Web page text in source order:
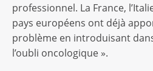
professionnel. La France,
pays européens ont déjà
problème en introduisant
l’oubli oncologique ».